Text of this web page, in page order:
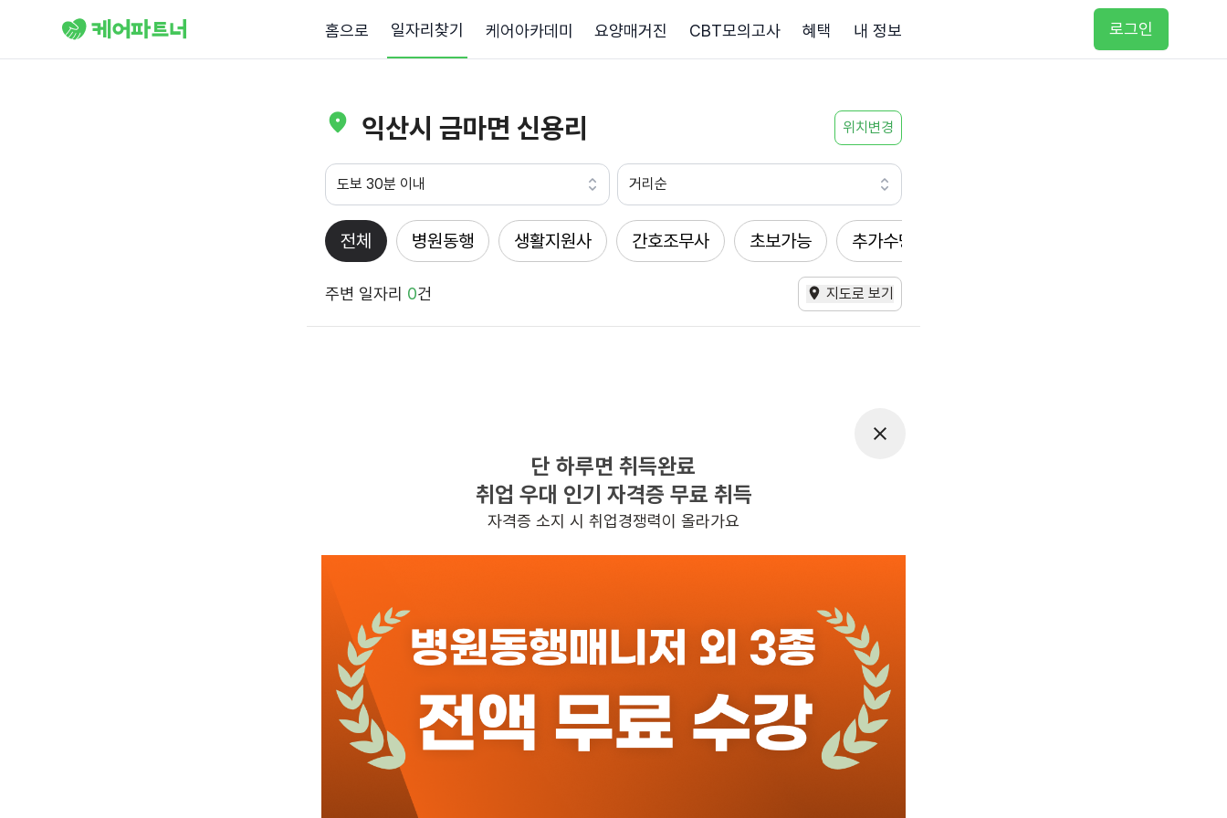
홈으로 일자리찾기 케어아카데미 요양매거진 CBT모의고사 혜택 내 정보 로그인
익산시 금마면 신용리 위치변경
도보 30분 이내 거리순
전체 병원동행 생활지원사 간호조무사 초보가능 추가수당
주변 일자리 0건 지도로 보기
찾으시는 조건의 일자리가 없습니다
더욱더 노력하는 케어파트너가 되겠습니다.
단 하루면 취득완료
취업 우대 인기 자격증 무료 취득
자격증 소지 시 취업경쟁력이 올라가요